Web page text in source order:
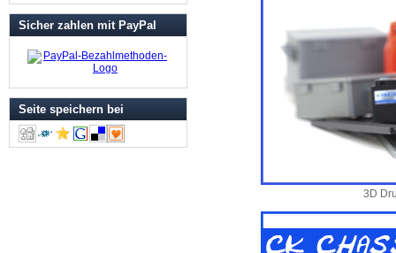
3D
Sicher zahlen mit PayPal
Seite speichern bei